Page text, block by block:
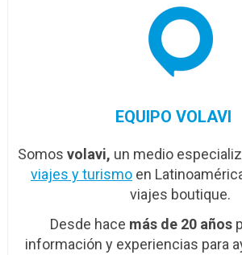
EQUIPO VOLAVI
Somosvolavi, un medio
viajes y turismoen
viajes boutique.
Desde hace más de 20 años
información y experiencias para